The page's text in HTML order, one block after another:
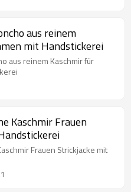
aus reinem
mit Handstickerei
aus reinem Kaschmir für
Kaschmir Frauen
Frauen Strickjacke mit